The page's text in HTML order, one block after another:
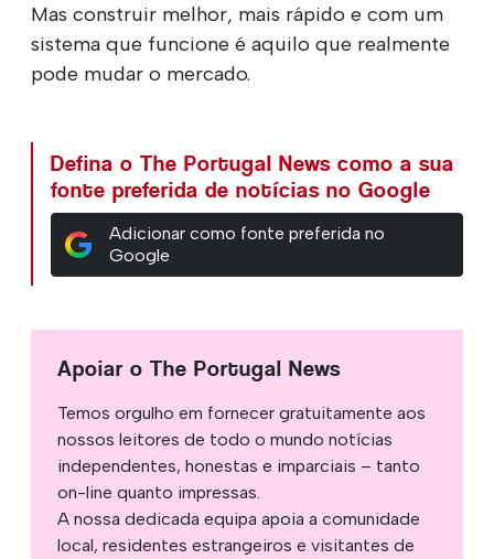
Mas construir melhor, mais rápido e com um
sistema que funcione é aquilo que realmente
pode mudar o mercado.
Defina o The Portugal News como a sua
fonte preferida de notícias no Google
Adicionar como fonte preferida no
Google
Apoiar o The Portugal News
Temos orgulho em fornecer gratuitamente aos
nossos leitores de todo o mundo notícias
independentes, honestas e imparciais – tanto
on-line quanto impressas.
A nossa dedicada equipa apoia a comunidade
local, residentes estrangeiros e visitantes de